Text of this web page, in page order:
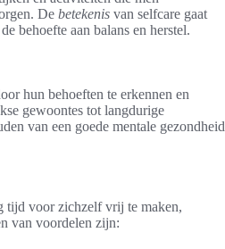
De betekenis van selfcare gaat
behoefte aan balans en herstel.
hun behoeften te erkennen en
gewoontes tot langdurige
van een goede mentale gezondheid
tijd voor zichzelf vrij te maken,
van voordelen zijn: